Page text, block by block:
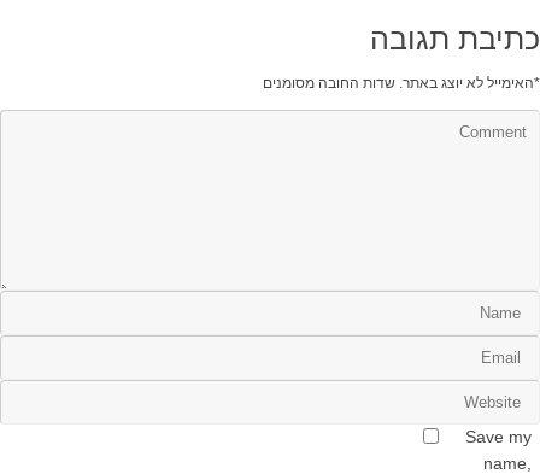
כתיבת תגובה
האימייל לא יוצג באתר. שדות החובה מסומנים *
Save my
name,